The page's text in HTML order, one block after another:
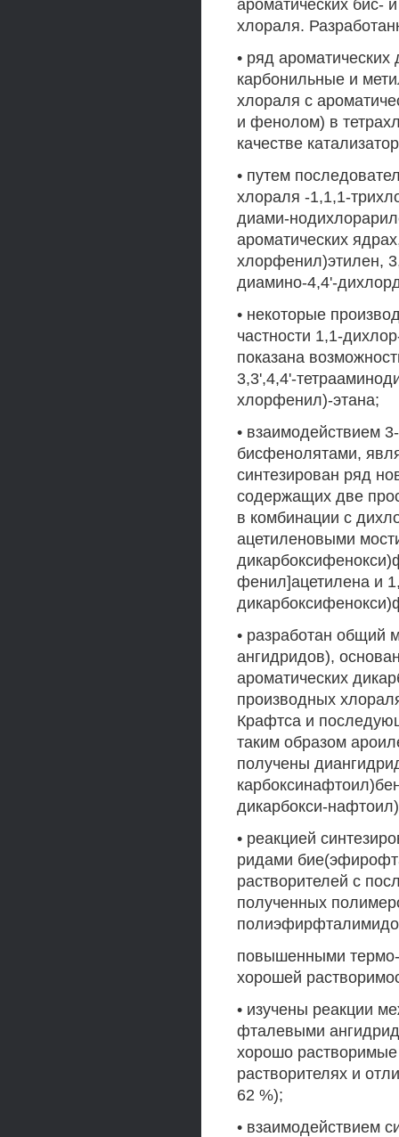
ароматических бис-
хлораля.
• ряд
карбонильные и
хлораля с
и фенолом) в
качестве
• путем
хлораля -1,1,1-
диами-
ароматических
хлорфенил)этилен,
диамино-4,4'-
• некоторые
частности 1,1-
показана
3,3',4,4'-
хлорфенил)-этана;
• взаимодействием
бисфенолятами,
синтезирован ряд
содержащих две
в комбинации с
ацетиленовыми
фенил]ацетилена и
• разработан общий
ангидридов),
ароматических
производных
Крафтса и
таким образом
получены
дикарбокси-
• реакцией
ридами
растворителей с
полученных
повышенными термо-
хорошей
• изучены реакции
фталевыми
хорошо
растворителях и
62 %);
• взаимодействием